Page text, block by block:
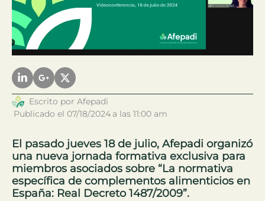
Escrito por Afepadi
Publicado el 07/18/2024 a las 11:00 am
El pasado jueves 18 de julio, Afepadi organizó
una nueva jornada formativa exclusiva para
miembros asociados sobre “La normativa
específica de complementos alimenticios en
España: Real Decreto 1487/2009”.